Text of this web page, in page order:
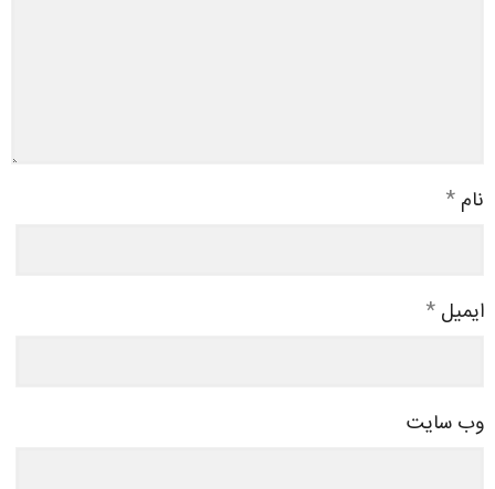
نام *
ایمیل *
وب‌ سایت